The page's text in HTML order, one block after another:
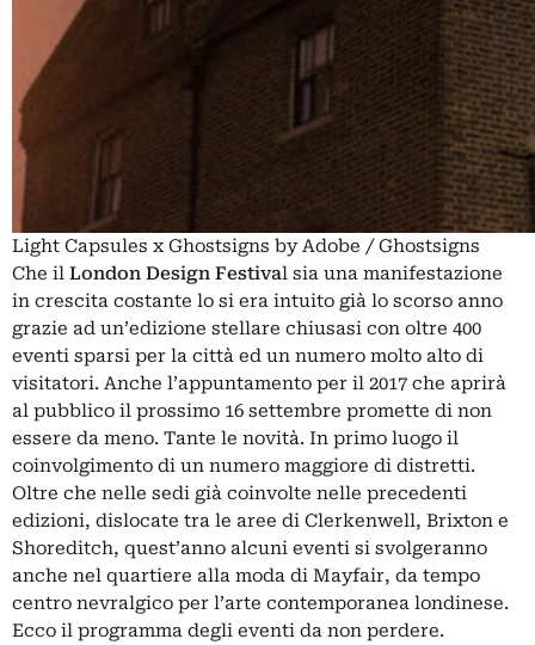
Light Capsules x Ghostsigns by Adobe / Ghostsigns
Che il London Design Festival sia una manifestazione
in crescita costante lo si era intuito già lo scorso anno
grazie ad un’edizione stellare chiusasi con oltre 400
eventi sparsi per la città ed un numero molto alto di
visitatori. Anche l’appuntamento per il 2017 che aprirà
al pubblico il prossimo 16 settembre promette di non
essere da meno. Tante le novità. In primo luogo il
coinvolgimento di un numero maggiore di distretti.
Oltre che nelle sedi già coinvolte nelle precedenti
edizioni, dislocate tra le aree di Clerkenwell, Brixton e
Shoreditch, quest’anno alcuni eventi si svolgeranno
anche nel quartiere alla moda di Mayfair, da tempo
centro nevralgico per l’arte contemporanea londinese.
Ecco il programma degli eventi da non perdere.